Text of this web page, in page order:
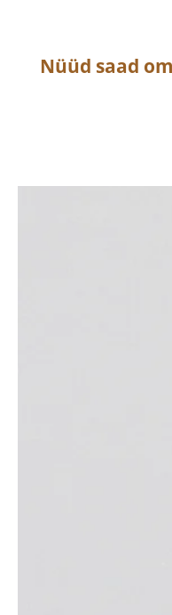
Nüüd saad